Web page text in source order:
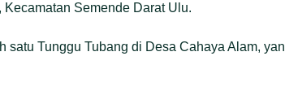
Kecamatan Semende Darat Ulu.
satu Tunggu Tubang di Desa Cahaya Alam,